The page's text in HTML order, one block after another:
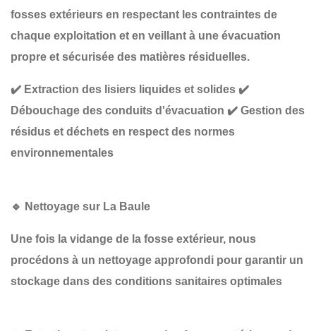
fosses extérieurs en respectant les contraintes de
chaque exploitation et en veillant à une évacuation
propre et sécurisée des matières résiduelles.
✔️ Extraction des lisiers liquides et solides ✔️
Débouchage des conduits d'évacuation ✔️ Gestion des
résidus et déchets en respect des normes
environnementales
🔹 Nettoyage sur La Baule
Une fois la vidange de la fosse extérieur, nous
procédons à un nettoyage approfondi pour garantir un
stockage dans des conditions sanitaires optimales